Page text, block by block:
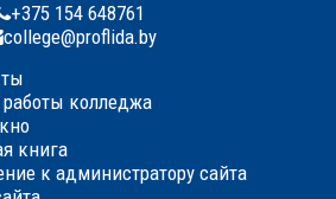
+375 154 648761
college@proflida.by
колледжа
книга
к администратору сайта